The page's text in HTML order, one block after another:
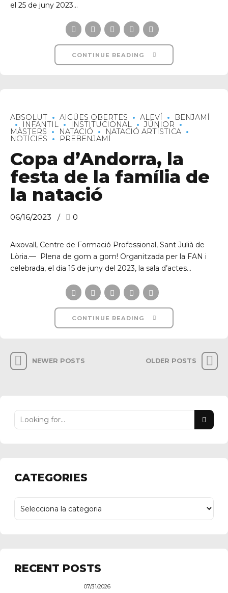
el 25 de juny 2023...
CONTINUE READING
ABSOLUT AIGÜES OBERTES ALEVÍ BENJAMÍ
INFANTIL INSTITUCIONAL JÚNIOR
MÀSTERS NATACIÓ NATACIÓ ARTÍSTICA
NOTÍCIES PREBENJAMÍ
Copa d’Andorra, la
festa de la família de
la natació
06/16/2023 0
Aixovall, Centre de Formació Professional, Sant Julià de
Lòria.— Plena de gom a gom! Organitzada per la FAN i
celebrada, el dia 15 de juny del 2023, la sala d’actes...
CONTINUE READING
NEWER POSTS OLDER POSTS
CATEGORIES
RECENT POSTS
07/31/2026